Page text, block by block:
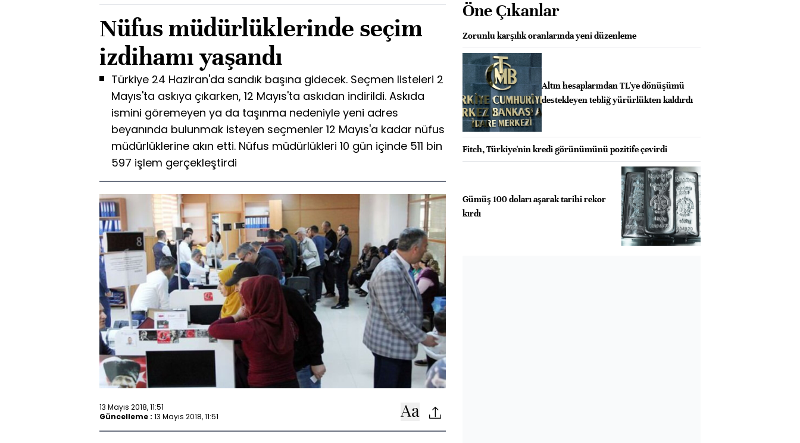
Nüfus müdürlüklerinde seçim
izdihamı yaşandı
Türkiye 24 Haziran'da sandık başına gidecek. Seçmen listeleri 2
Mayıs'ta askıya çıkarken, 12 Mayıs'ta askıdan indirildi. Askıda
ismini göremeyen ya da taşınma nedeniyle yeni adres
beyanında bulunmak isteyen seçmenler 12 Mayıs'a kadar nüfus
müdürlüklerine akın etti. Nüfus müdürlükleri 10 gün içinde 511 bin
597 işlem gerçekleştirdi
13 Mayıs 2018, 11:51
Güncelleme : 13 Mayıs 2018, 11:51
Öne Çıkanlar
Zorunlu karşılık oranlarında yeni düzenleme
Altın hesaplarından TL'ye dönüşümü
destekleyen tebliğ yürürlükten kaldırdı
Fitch, Türkiye'nin kredi görünümünü pozitife çevirdi
Gümüş 100 doları aşarak tarihi rekor
kırdı